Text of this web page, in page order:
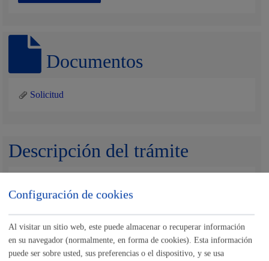
Documentos
Solicitud
Descripción del trámite
momentos, las personas interesadas pueden presentar
alegaciones. Así mismo, frente una resolución dictada en el
marco de un expediente, las personas interesadas pueden
presentar un recurso (cuando corresponda). En ambos
casos, se deberá hacer uso de este trámite, indicando el tipo
Configuración de cookies
Al visitar un sitio web, este puede almacenar o recuperar información
en su navegador (normalmente, en forma de cookies). Esta información
puede ser sobre usted, sus preferencias o el dispositivo, y se usa